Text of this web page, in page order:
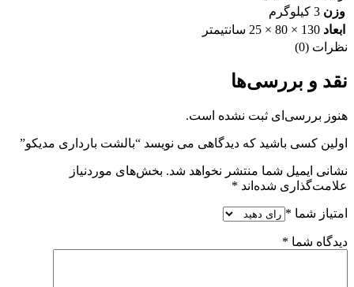
وزن 3 کیلوگرم
ابعاد 130 × 80 × 25 سانتیمتر
نظرات (0)
نقد و بررسی‌ها
هنوز بررسی‌ای ثبت نشده است.
اولین کسی باشید که دیدگاهی می نویسد “بالشت بارداری مدیکو”
نشانی ایمیل شما منتشر نخواهد شد. بخش‌های موردنیاز
علامت‌گذاری شده‌اند *
امتیاز شما *
دیدگاه شما *